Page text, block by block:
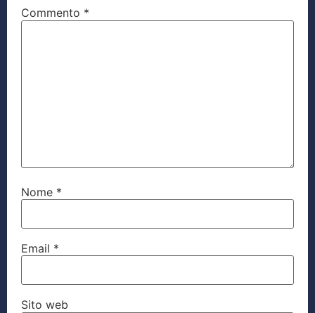
Commento *
Nome *
Email *
Sito web